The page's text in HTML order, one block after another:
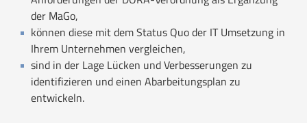
der MaGo,
können diese mit dem Status Quo der IT Umsetzung in
Ihrem Unternehmen vergleichen,
sind in der Lage Lücken und Verbesserungen zu
identifizieren und einen Abarbeitungsplan zu
entwickeln.